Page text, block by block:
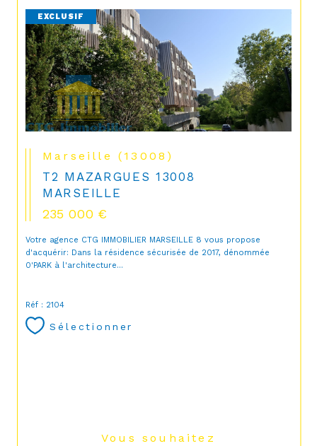
EXCLUSIF
Marseille (13008)
T2 MAZARGUES 13008
MARSEILLE
235 000 €
Votre agence CTG IMMOBILIER MARSEILLE 8 vous propose
d'acquérir: Dans la résidence sécurisée de 2017, dénommée
0'PARK à l'architecture...
Réf : 2104
Sélectionner
Vous souhaitez